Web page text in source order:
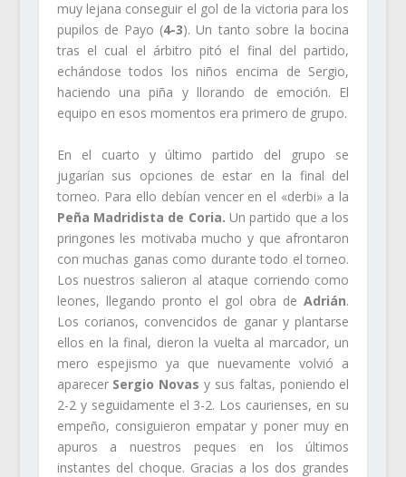
muy lejana conseguir el gol de la victoria para los
pupilos de Payo (4-3). Un tanto sobre la bocina
tras el cual el árbitro pitó el final del partido,
echándose todos los niños encima de Sergio,
haciendo una piña y llorando de emoción. El
equipo en esos momentos era primero de grupo.
En el cuarto y último partido del grupo se
jugarían sus opciones de estar en la final del
torneo. Para ello debían vencer en el «derbi» a la
Peña Madridista de Coria. Un partido que a los
pringones les motivaba mucho y que afrontaron
con muchas ganas como durante todo el torneo.
Los nuestros salieron al ataque corriendo como
leones, llegando pronto el gol obra deAdrián.
Los corianos, convencidos de ganar y plantarse
ellos en la final, dieron la vuelta al marcador, un
mero espejismo ya que nuevamente volvió a
aparecerSergio Novas y sus faltas, poniendo el
2-2 y seguidamente el 3-2. Los caurienses, en su
empeño, consiguieron empatar y poner muy en
apuros a nuestros peques en los últimos
instantes del choque. Gracias a los dos grandes